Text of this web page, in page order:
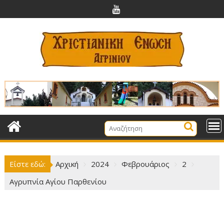
στο
περιεχόμενο
Είστε εδώ: Αρχική 2024 Φεβρουάριος
2
Αγρυπνία Αγίου Παρθενίου